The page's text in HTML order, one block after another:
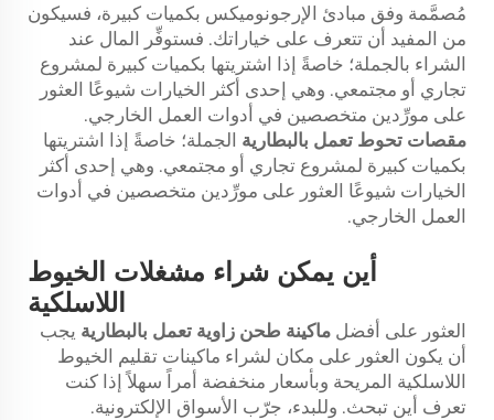
مُصمَّمة وفق مبادئ الإرجونوميكس بكميات كبيرة، فسيكون
من المفيد أن تتعرف على خياراتك. فستوفِّر المال عند
الشراء بالجملة؛ خاصةً إذا اشتريتها بكميات كبيرة لمشروع
تجاري أو مجتمعي. وهي إحدى أكثر الخيارات شيوعًا العثور
على مورِّدين متخصصين في أدوات العمل الخارجي.
مقصات تحوط تعمل بالبطارية الجملة؛ خاصةً إذا اشتريتها
بكميات كبيرة لمشروع تجاري أو مجتمعي. وهي إحدى أكثر
الخيارات شيوعًا العثور على مورِّدين متخصصين في أدوات
العمل الخارجي.
أين يمكن شراء مشغلات الخيوط
اللاسلكية
العثور على أفضل ماكينة طحن زاوية تعمل بالبطارية يجب
أن يكون العثور على مكان لشراء ماكينات تقليم الخيوط
اللاسلكية المريحة وبأسعار منخفضة أمراً سهلاً إذا كنت
تعرف أين تبحث. وللبدء، جرّب الأسواق الإلكترونية.